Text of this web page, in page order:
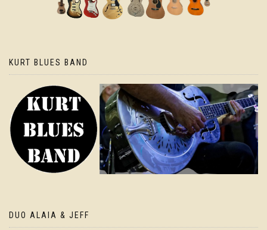
KURT BLUES BAND
DUO ALAIA & JEFF